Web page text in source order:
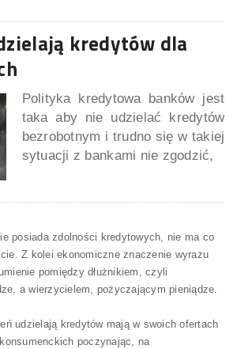
kredytów dla
Polityka kredytowa banków jest
taka aby nie udzielać kredytów
bezrobotnym i trudno się w takiej
sytuacji z bankami nie zgodzić,
posiada zdolności kredytowych, nie ma co
Z kolei ekonomiczne znaczenie wyrazu
pomiędzy dłużnikiem, czyli
a wierzycielem, pożyczającym pieniądze.
udzielają kredytów mają w swoich ofertach
poczynając, na